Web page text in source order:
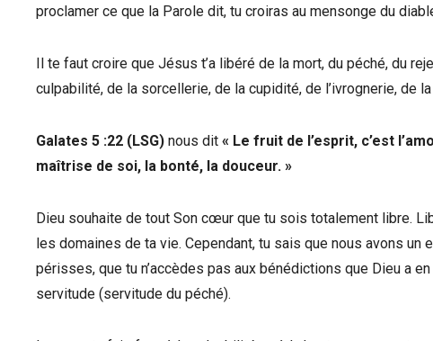
proclamer ce que la Parole dit, tu croiras au mensonge du
Il te faut croire que Jésus t’a libéré de la mort, du péché, du
culpabilité, de la sorcellerie, de la cupidité, de l’ivrognerie, de
Galates 5 :22 (LSG) nous dit « Le fruit de l’esprit, c’est
maîtrise de soi, la bonté, la douceur. »
Dieu souhaite de tout Son cœur que tu sois totalement libre.
les domaines de ta vie. Cependant, tu sais que nous avons
périsses, que tu n’accèdes pas aux bénédictions que Dieu a
servitude (servitude du péché).